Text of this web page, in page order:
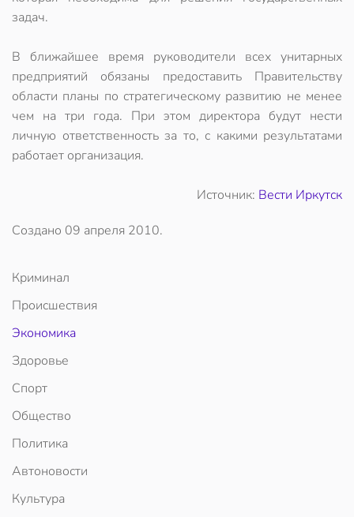
задач.
В ближайшее время руководители всех унитарных
предприятий обязаны предоставить Правительству
области планы по стратегическому развитию не менее
чем на три года. При этом директора будут нести
личную ответственность за то, с какими результатами
работает организация.
Источник: Вести Иркутск
Создано 09 апреля 2010.
Криминал
Происшествия
Экономика
Здоровье
Спорт
Общество
Политика
Автоновости
Культура